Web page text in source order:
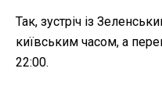
Так, зустріч із
київським часом, а
22:00.